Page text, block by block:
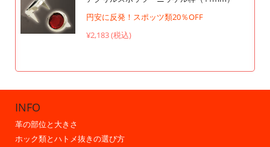
円安に反発！スポッツ類20％OFF
¥2,183 (税込)
INFO
革の部位と大きさ
ホック類とハトメ抜きの選び方